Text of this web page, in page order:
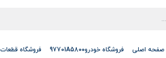
صفحه اصلی فروشگاه خودرو97701A5800 فروشگاه قطعات